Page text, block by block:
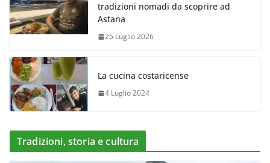
tradizioni nomadi da scoprire ad
Astana
25 Luglio 2026
La cucina costaricense
4 Luglio 2024
Tradizioni, storia e cultura